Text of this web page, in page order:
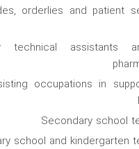
orderlies and patient
technical assistants
occupations in